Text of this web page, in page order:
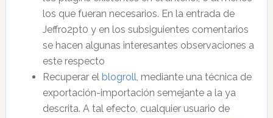
los que fueran necesarios. En la entrada de
Jeffro2pt0 y en los subsiguientes comentarios
se hacen algunas interesantes observaciones a
este respecto
Recuperar el blogroll, mediante una técnica de
exportación-importación semejante a la ya
descrita. A tal efecto, cualquier usuario de